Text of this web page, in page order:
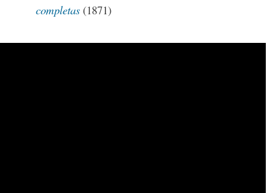
completas (1871)